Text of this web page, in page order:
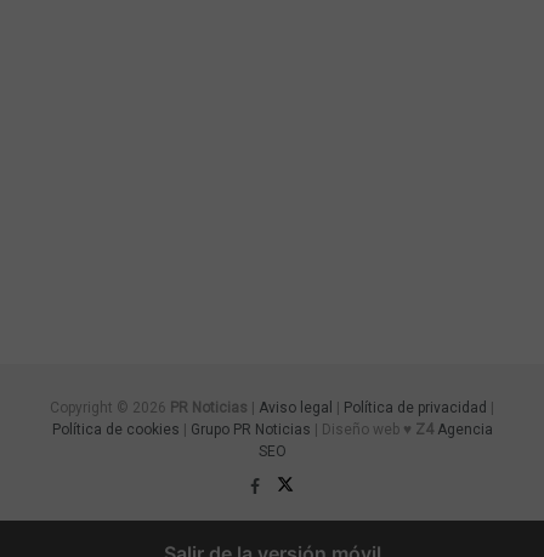
Copyright © 2026 PR Noticias Aviso legal Política de privacidad
Política de cookies
Grupo PR Noticias | Diseño web ♥ Z4 Agencia
SEO